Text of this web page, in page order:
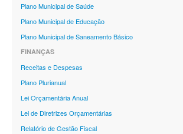
Plano Municipal de Saúde
Plano Municipal de Educação
Plano Municipal de Saneamento Básico
FINANÇAS
Receitas e Despesas
Plano Plurianual
Lei Orçamentária Anual
Lei de Diretrizes Orçamentárias
Relatório de Gestão Fiscal